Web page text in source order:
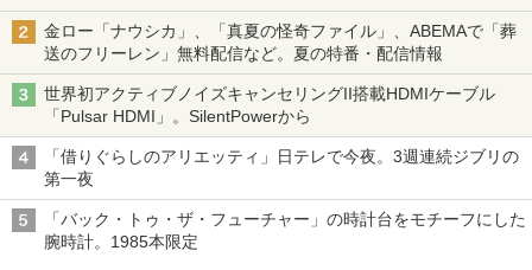
金ロー「ナウシカ」、「真夏の怪奇ファイル」、ABEMAで「葬
送のフリーレン」無料配信など。夏の特番・配信情報
世界初アクティブノイズキャンセリングII搭載HDMIケーブル
「Pulsar HDMI」。SilentPowerから
「借りぐらしのアリエッティ」日テレで今夜。3週連続ジブリの
第一夜
「バック・トゥ・ザ・フューチャー」の時計台をモチーフにした
腕時計。1985本限定